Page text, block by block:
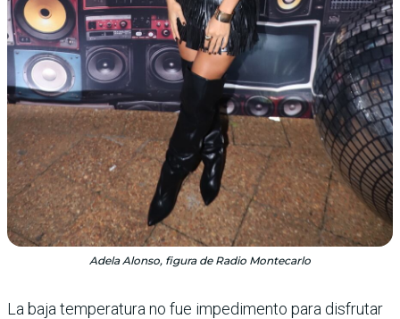
Adela Alonso, figura de Radio Montecarlo
La baja tempera­tura no fue impedimento para disfrutar